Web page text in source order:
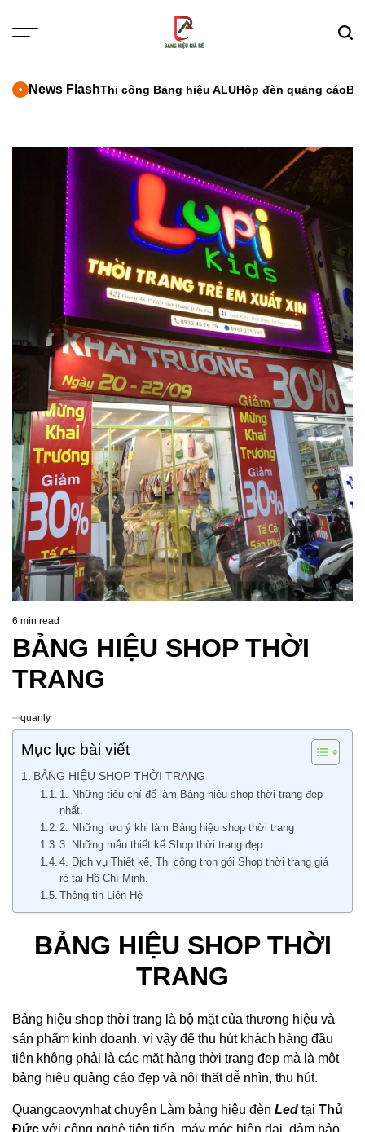
Menu
News FlashThi công Bảng hiệu ALUHộp đèn quảng cáo
Estimated
read
time
6 min read
BẢNG HIỆU SHOP THỜI
TRANG
quanly
Mục lục bài viết
BẢNG HIỆU SHOP THỜI TRANG
1. Những tiêu chí để làm Bảng hiệu shop thời trang đẹp
nhất.
2. Những lưu ý khi làm Bảng hiệu shop thời trang
3. Những mẫu thiết kế Shop thời trang đẹp.
4. Dịch vụ Thiết kế, Thi công trọn gói Shop thời trang giá
rẻ tại Hồ Chí Minh.
Thông tin Liên Hệ
BẢNG HIỆU SHOP THỜI
TRANG
Bảng hiệu shop thời trang là bộ mặt của thương hiệu và
sản phẩm kinh doanh. vì vậy để thu hút khách hàng đầu
tiên không phải là các mặt hàng thời trang đẹp mà là một
bảng hiệu quảng cáo đẹp và nội thất dễ nhìn, thu hút.
Quangcaovynhatchuyên Làm bảng hiệu đèn Led tại Thủ
Đức với công nghệ tiên tiến, máy móc hiện đại, đảm bảo